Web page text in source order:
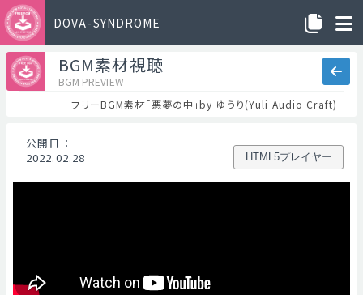
DOVA-SYNDROME
BGM素材視聴
BGM PREVIEW
フリーBGM素材「悪夢の中」by ゆうり(Yuli Audio Craft)
公開日 ：
2022.02.28
HTML5プレイヤー